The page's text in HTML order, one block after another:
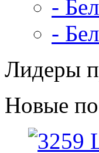
-
-
Лидеры
Новые